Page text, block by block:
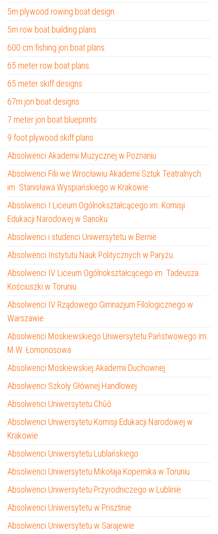
5m plywood rowing boat design
5m row boat building plans
600 cm fishing jon boat plans
65 meter row boat plans
65 meter skiff designs
67m jon boat designs
7 meter jon boat blueprints
9 foot plywood skiff plans
Absolwenci Akademii Muzycznej w Poznaniu
Absolwenci Filii we Wrocławiu Akademii Sztuk Teatralnych
im. Stanisława Wyspiańskiego w Krakowie
Absolwenci I Liceum Ogólnokształcącego im. Komisji
Edukacji Narodowej w Sanoku
Absolwenci i studenci Uniwersytetu w Bernie
Absolwenci Instytutu Nauk Politycznych w Paryżu
Absolwenci IV Liceum Ogólnokształcącego im. Tadeusza
Kościuszki w Toruniu
Absolwenci IV Rządowego Gimnazjum Filologicznego w
Warszawie
Absolwenci Moskiewskiego Uniwersytetu Państwowego im.
M.W. Łomonosowa
Absolwenci Moskiewskiej Akademii Duchownej
Absolwenci Szkoły Głównej Handlowej
Absolwenci Uniwersytetu Chūō
Absolwenci Uniwersytetu Komisji Edukacji Narodowej w
Krakowie
Absolwenci Uniwersytetu Lublańskiego
Absolwenci Uniwersytetu Mikołaja Kopernika w Toruniu
Absolwenci Uniwersytetu Przyrodniczego w Lublinie
Absolwenci Uniwersytetu w Prisztinie
Absolwenci Uniwersytetu w Sarajewie